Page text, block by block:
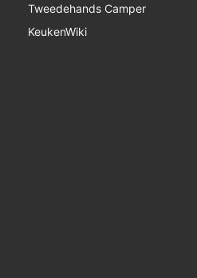
Tweedehands Camper
KeukenWiki